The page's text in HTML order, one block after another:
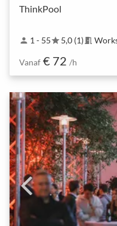
ThinkPool
person 1 - 55star5,0 (1) meeting_room
Vanaf € 72 /h